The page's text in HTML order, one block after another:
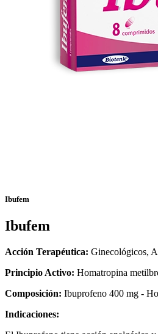
Ibufem
Ibufem
Acción Terapéutica: Ginecológicos,
Principio Activo: Homatropina
Composición: Ibuprofeno 400 mg -
Indicaciones: